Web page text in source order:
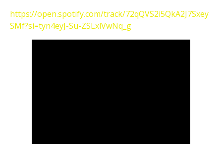
https://open.spotify.com/track/72qQVS2i5QkA2J7Sxey
SMf?si=tyn4eyJ-Su-ZSLxlVwNq_g